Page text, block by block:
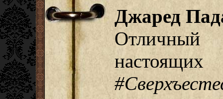
Джаред
Отличный